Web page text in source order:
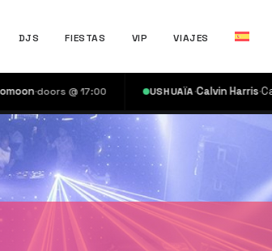
DJS FIESTAS VIP VIAJES
doors @ 17:00 USHUAÏA·Calvin Harris·Calvin